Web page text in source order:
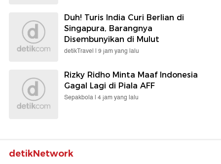
Duh! Turis India Curi Berlian di
Singapura, Barangnya
Disembunyikan di Mulut
detikTravel | 9 jam yang lalu
Rizky Ridho Minta Maaf Indonesia
Gagal Lagi di Piala AFF
Sepakbola | 4 jam yang lalu
detikNetwork